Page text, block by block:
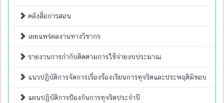
คลังสื่อการสอน
เผยแพร่ผลงานทางวิชากร
รายงานการกำกับติดตามการใช้จ่ายงบประมาณ
แนวปฏิบัติการจัดการเรื่องร้องเรียนการทุจริตและประพฤติมิชอบ
แผนปฏิบัติการป้องกันการทุจริตประจำปี